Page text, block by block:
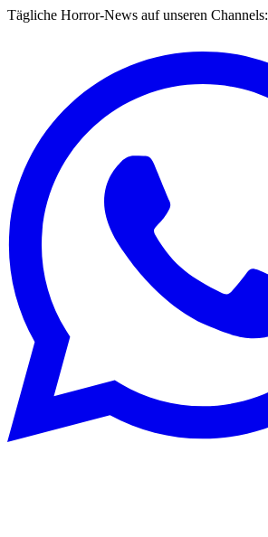
Tägliche Horror-News auf unseren Channels: